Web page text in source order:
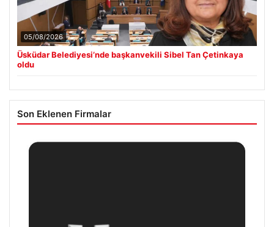
05/08/2026
Üsküdar Belediyesi’nde başkanvekili Sibel Tan Çetinkaya
oldu
Son Eklenen Firmalar